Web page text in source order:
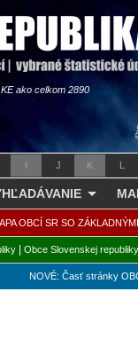
ako celkom 2890
I J K L
OBCÍ SR SO
| Obce Slovenskej republiky
NOVÉ: Časť stránky